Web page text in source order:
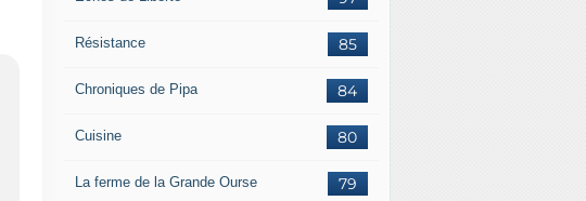
85
Résistance
84
Chroniques de Pipa
80
Cuisine
79
La ferme de la Grande Ourse